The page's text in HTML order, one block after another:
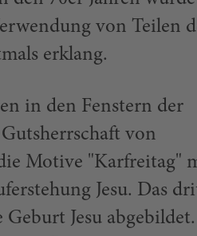
von Teilen
erklang.
in den Fenstern der
von
Motive "Karfreitag"
Jesu. Das
Jesu abgebildet.